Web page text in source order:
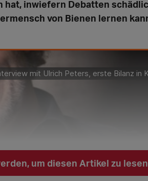
inwiefern Debatten
von Bienen lernen
um diesen Artikel zu